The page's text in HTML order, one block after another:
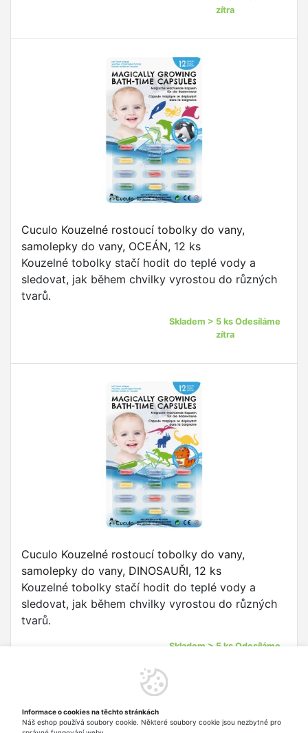
zítra
Cuculo Kouzelné rostoucí tobolky do vany,
samolepky do vany, OCEÁN, 12 ks
Kouzelné tobolky stačí hodit do teplé vody a
sledovat, jak během chvilky vyrostou do různých
tvarů.
Skladem > 5 ks Odesíláme
zítra
Cuculo Kouzelné rostoucí tobolky do vany,
samolepky do vany, DINOSAUŘI, 12 ks
Kouzelné tobolky stačí hodit do teplé vody a
sledovat, jak během chvilky vyrostou do různých
tvarů.
Skladem > 5 ks Odesíláme
Nahoru
Informace o cookies na těchto stránkách
Náš eshop používá soubory cookie. Některé soubory cookie jsou nezbytné pro